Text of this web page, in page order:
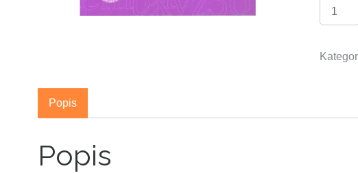
Množství
Popis
Popis